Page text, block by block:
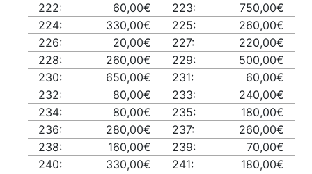
222:
60,00€ 223:
750,00€
224:
330,00€ 225:
260,00€
226:
20,00€ 227:
220,00€
228:
260,00€ 229:
500,00€
230:
650,00€ 231:
60,00€
232:
80,00€ 233:
240,00€
234:
80,00€ 235:
180,00€
236:
280,00€ 237:
260,00€
238:
160,00€ 239:
70,00€
240:
330,00€ 241:
180,00€